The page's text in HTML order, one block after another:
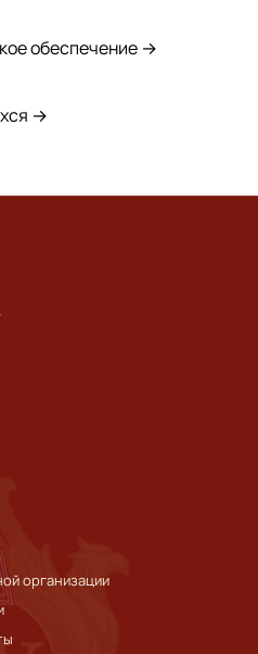
обеспечение →
→
организации